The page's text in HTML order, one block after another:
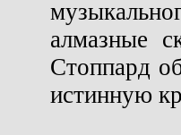
алмазные
Стоппард
истинную